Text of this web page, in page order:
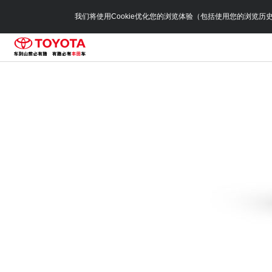
我们将使用Cookie优化您的浏览体验（包括使用您的浏览历